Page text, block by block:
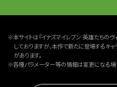
※本サイトは『イナズマイレブン 英雄たちのヴ
しておりますが、本作で新たに登場するキ
があります。
※各種パラメーター等の情報は変更になる場